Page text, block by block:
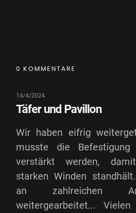
0 KOMMENTARE
Täfer und Pavillon
14/4/2024
Wir haben eifrig
musste die
verstärkt werden,
starken Winden
an zahlreichen
weitergearbeitet...